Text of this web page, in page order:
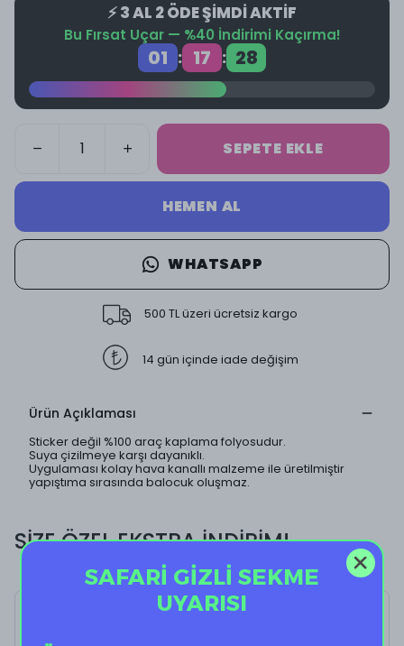
⚡ 3 AL 2 ÖDE ŞİMDİ AKTİF
Bu Fırsat Uçar — %40 İndirimi Kaçırma!
01 : 17 : 28
SEPETE EKLE
HEMEN AL
WHATSAPP
500 TL üzeri ücretsiz kargo
14 gün içinde iade değişim
Ürün Açıklaması
Sticker değil %100 araç kaplama folyosudur.
Suya çizilmeye karşı dayanıklı.
Uygulaması kolay hava kanallı malzeme ile üretilmiştir
yapıştıma sırasında balocuk oluşmaz.
SİZE ÖZEL EKSTRA İNDİRİM!
SAFARİ GİZLİ SEKME
UYARISI